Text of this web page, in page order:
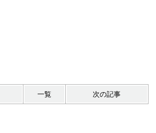
一覧 次の記事